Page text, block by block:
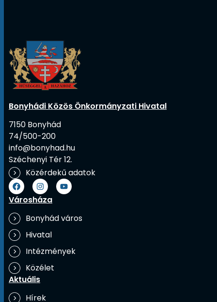
Bonyhádi Közös Önkormányzati Hivatal
7150 Bonyhád
74/500-200
info@bonyhad.hu
Széchenyi Tér 12.
Közérdekű adatok
Városháza
Bonyhád város
Hivatal
Intézmények
Közélet
Aktuális
Hírek